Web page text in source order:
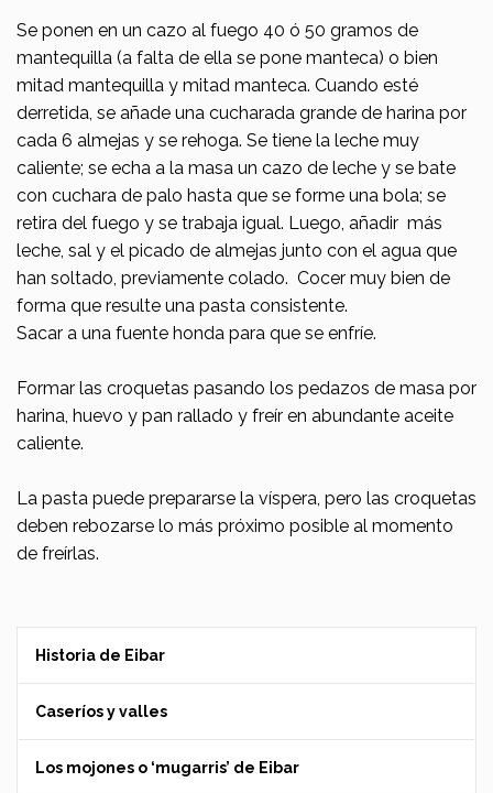
Se ponen en un cazo al fuego 40 ó 50 gramos de
mantequilla (a falta de ella se pone manteca) o bien
mitad mantequilla y mitad manteca. Cuando esté
derretida, se añade una cucharada grande de harina por
cada 6 almejas y se rehoga. Se tiene la leche muy
caliente; se echa a la masa un cazo de leche y se bate
con cuchara de palo hasta que se forme una bola; se
retira del fuego y se trabaja igual. Luego, añadir más
leche, sal y el picado de almejas junto con el agua que
han soltado, previamente colado. Cocer muy bien de
forma que resulte una pasta consistente.
Sacar a una fuente honda para que se enfríe.
Formar las croquetas pasando los pedazos de masa por
harina, huevo y pan rallado y freír en abundante aceite
caliente.
La pasta puede prepararse la víspera, pero las croquetas
deben rebozarse lo más próximo posible al momento
de freírlas.
Historia de Eibar
Caseríos y valles
Los mojones o ‘mugarris’ de Eibar